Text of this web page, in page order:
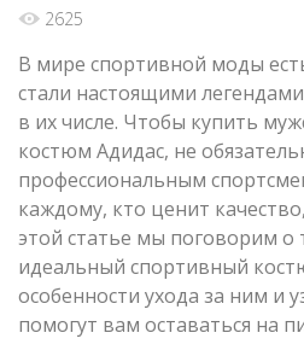
2625
В мире спортивной моды
стали настоящими
в их числе. Чтобы купить
костюм Адидас, не
профессиональным
каждому, кто ценит
этой статье мы поговорим о
идеальный спортивный
особенности ухода за ним и
помогут вам оставаться на